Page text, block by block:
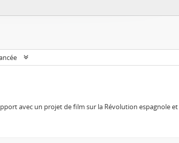
avec un projet de film sur la Révolution espagnole et